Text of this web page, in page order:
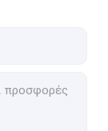
χαλκού